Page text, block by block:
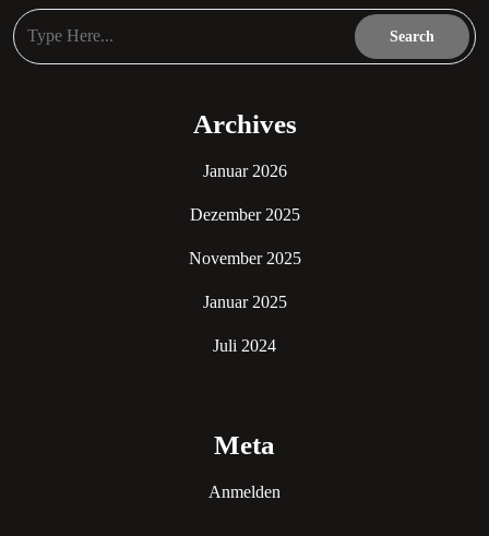
Archives
Januar 2026
Dezember 2025
November 2025
Januar 2025
Juli 2024
Meta
Anmelden